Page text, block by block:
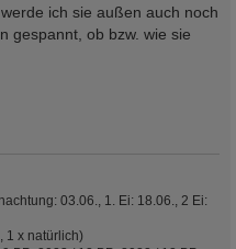
ich sie außen auch noch
gespannt, ob bzw. wie sie
03.06., 1. Ei: 18.06., 2 Ei:
1 x natürlich)